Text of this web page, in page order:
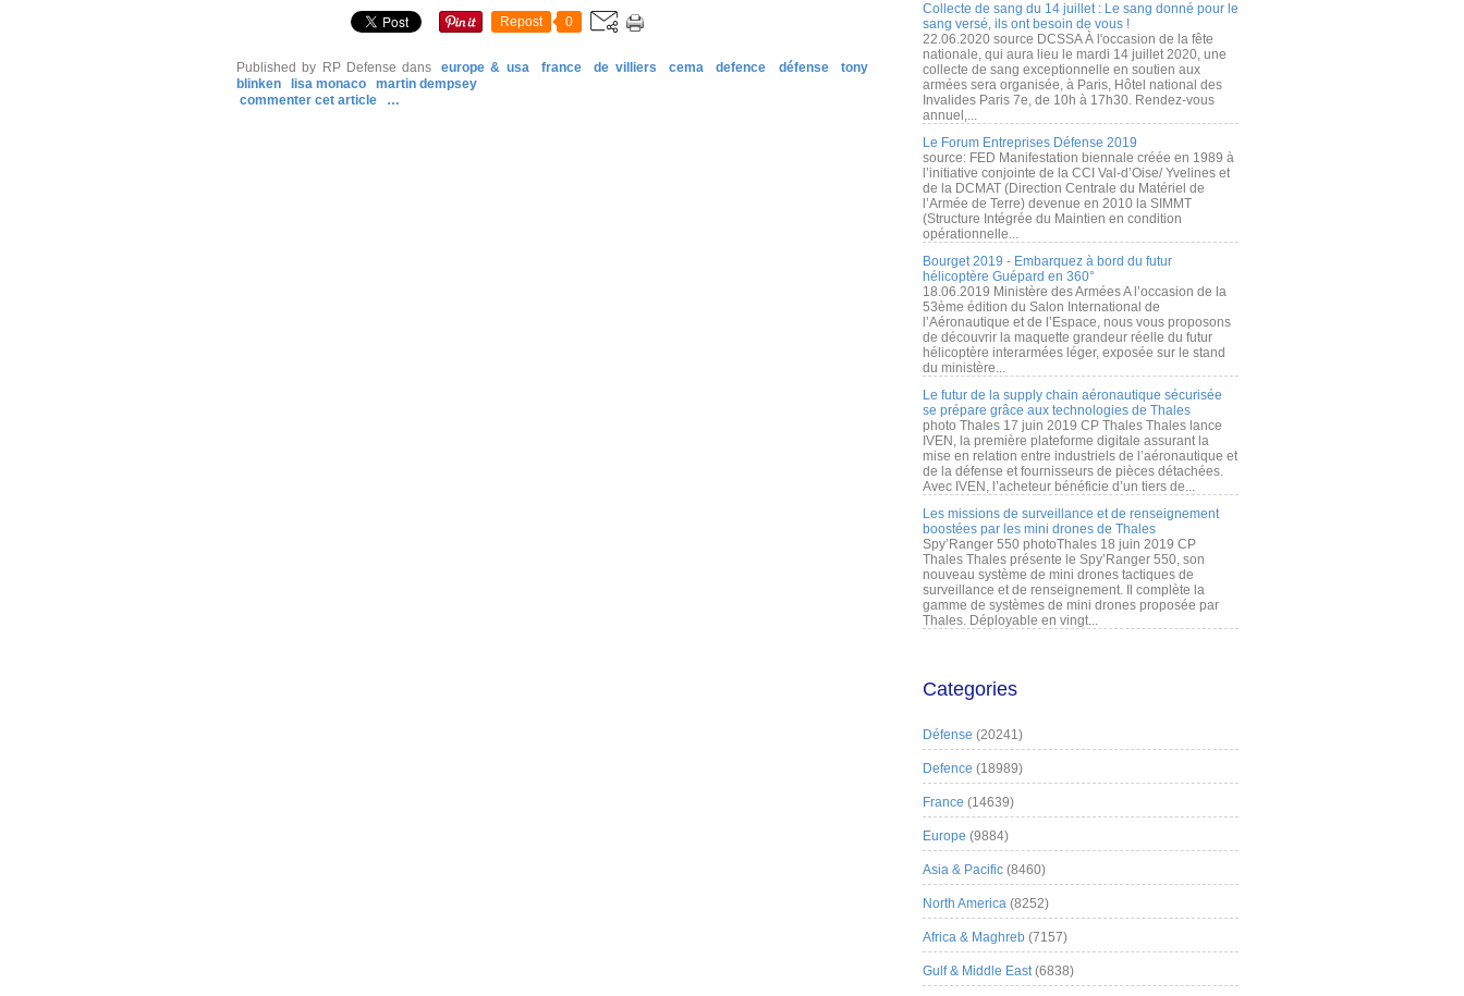
Repost 0
Published by RP Defense dans europe & usa france de villiers cema defence défense
tony
blinken
lisa monaco
martin dempsey
commenter cet article
…
Collecte de sang du 14 juillet : Le sang donné pour le
sang versé, ils ont besoin de vous !
22.06.2020 source DCSSA À l'occasion de la fête
nationale, qui aura lieu le mardi 14 juillet 2020, une
collecte de sang exceptionnelle en soutien aux
armées sera organisée, à Paris, Hôtel national des
Invalides Paris 7e, de 10h à 17h30. Rendez-vous
annuel,...
Le Forum Entreprises Défense 2019
source: FED Manifestation biennale créée en 1989 à
l’initiative conjointe de la CCI Val-d’Oise/ Yvelines et
de la DCMAT (Direction Centrale du Matériel de
l’Armée de Terre) devenue en 2010 la SIMMT
(Structure Intégrée du Maintien en condition
opérationnelle...
Bourget 2019 - Embarquez à bord du futur
hélicoptère Guépard en 360°
18.06.2019 Ministère des Armées A l’occasion de la
53ème édition du Salon International de
l’Aéronautique et de l’Espace, nous vous proposons
de découvrir la maquette grandeur réelle du futur
hélicoptère interarmées léger, exposée sur le stand
du ministère...
Le futur de la supply chain aéronautique sécurisée
se prépare grâce aux technologies de Thales
photo Thales 17 juin 2019 CP Thales Thales lance
IVEN, la première plateforme digitale assurant la
mise en relation entre industriels de l’aéronautique et
de la défense et fournisseurs de pièces détachées.
Avec IVEN, l’acheteur bénéficie d’un tiers de...
Les missions de surveillance et de renseignement
boostées par les mini drones de Thales
Spy’Ranger 550 photoThales 18 juin 2019 CP
Thales Thales présente le Spy’Ranger 550, son
nouveau système de mini drones tactiques de
surveillance et de renseignement. Il complète la
gamme de systèmes de mini drones proposée par
Thales. Déployable en vingt...
Categories
Défense (20241)
Defence (18989)
France (14639)
Europe (9884)
Asia & Pacific (8460)
North America (8252)
Africa & Maghreb (7157)
Gulf & Middle East(6838)